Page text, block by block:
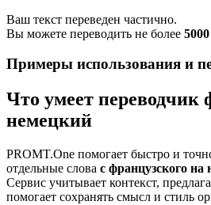
Ваш текст переведен частично.
Вы можете переводить не более 5000
Примеры использования и
Что умеет переводчик
немецкий
PROMT.One помогает быстро и
отдельные слова с французского на
Сервис учитывает контекст,
помогает сохранять смысл и стиль